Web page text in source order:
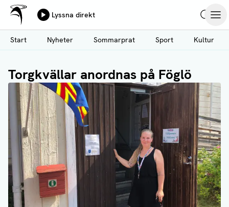
Hoppa
till
huvudinnehåll
Ålands Radio & TV
Lyssna direkt
Start
Nyheter Sommarprat Sport Kultur
Torgkvällar anordnas på Föglö